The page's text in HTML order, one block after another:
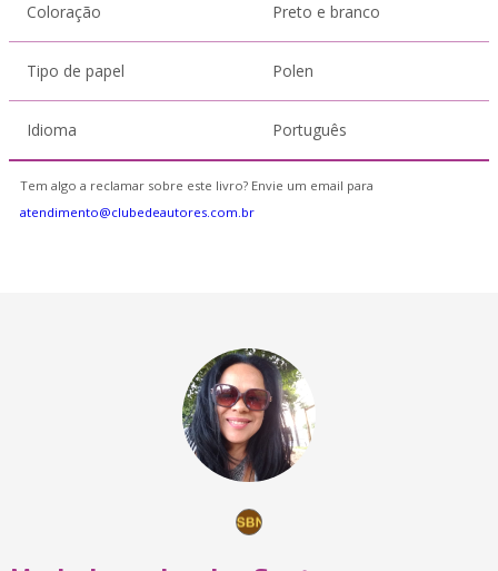
Coloração Preto e branco
Tipo de papel Polen
Idioma Português
Tem algo a reclamar sobre este livro? Envie um email para
atendimento@clubedeautores.com.br